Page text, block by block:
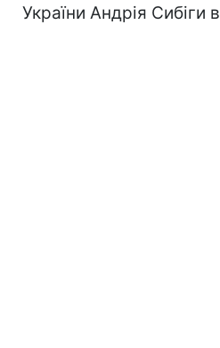
України Андрія Сибіги в